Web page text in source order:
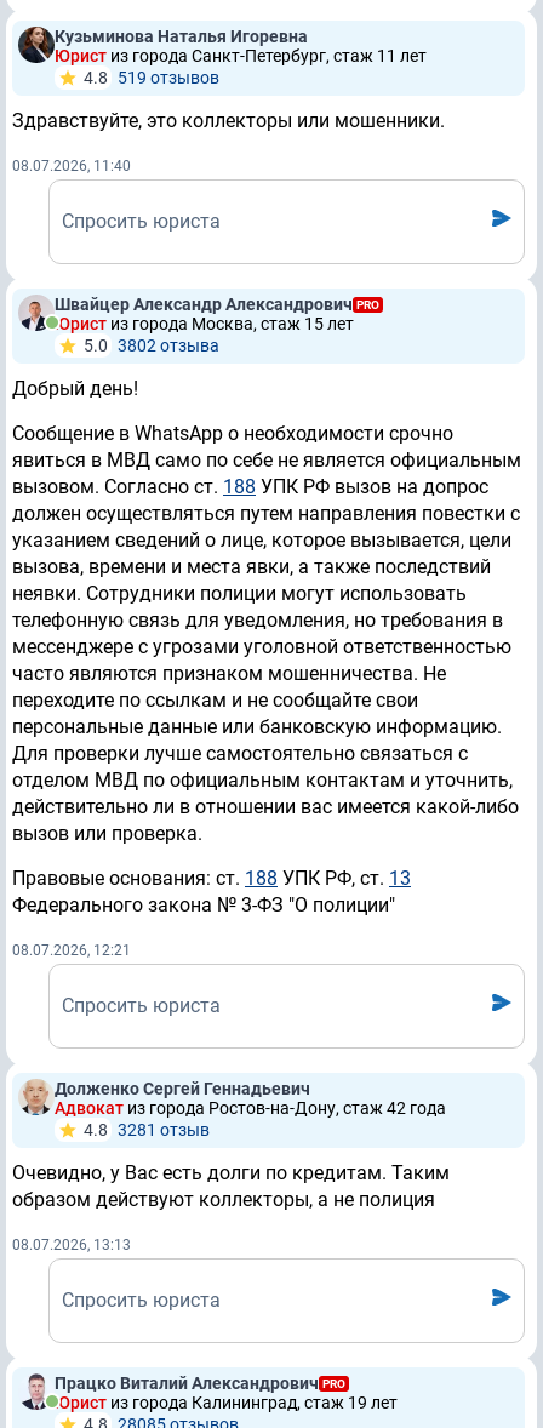
Кузьминова Наталья Игоревна
Юрист из города Санкт-Петербург, стаж 11 лет
4.8
519 отзывов
Здравствуйте, это коллекторы или мошенники.
08.07.2026, 11:40
Спросить юриста
Швайцер Александр Александрович PRO
Юрист из города Москва, стаж 15 лет
5.0 3802 отзывa
Добрый день!
Сообщение в WhatsApp о необходимости срочно
явиться в МВД само по себе не является официальным
вызовом. Согласно ст. 188 УПК РФ вызов на допрос
должен осуществляться путем направления повестки с
указанием сведений о лице, которое вызывается, цели
вызова, времени и места явки, а также последствий
неявки. Сотрудники полиции могут использовать
телефонную связь для уведомления, но требования в
мессенджере с угрозами уголовной ответственностью
часто являются признаком мошенничества. Не
переходите по ссылкам и не сообщайте свои
персональные данные или банковскую информацию.
Для проверки лучше самостоятельно связаться с
отделом МВД по официальным контактам и уточнить,
действительно ли в отношении вас имеется какой-либо
вызов или проверка.
Правовые основания: ст. 188 УПК РФ, ст. 13
Федерального закона № 3-ФЗ "О полиции"
08.07.2026, 12:21
Спросить юриста
Долженко Сергей Геннадьевич
Адвокат из города Ростов-на-Дону, стаж 42 годa
4.8 3281 отзыв
Очевидно, у Вас есть долги по кредитам. Таким
образом действуют коллекторы, а не полиция
08.07.2026, 13:13
Спросить юриста
Працко Виталий Александрович PRO
Юрист из города Калининград, стаж 19 лет